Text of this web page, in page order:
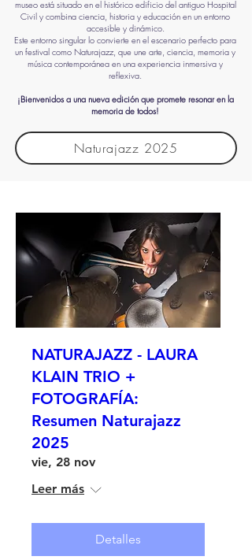
museo está situado en el histórico edificio del antiguo Hospital
Civil y combina ciencia, historia y educación en un entorno
accesible y dinámico.
Este entorno singular lo convierte en el escenario perfecto para
un festival como Naturajazz, que une arte, ciencia, memoria y
música contemporánea en una experiencia inmersiva y
reflexiva.
¡Bienvenidos a una nueva edición que promete resonar en la
memoria de todos!
Naturajazz 2025
NATURAJAZZ - LAURA
KLAIN TRIO +
FOTOGRAFÍA:
Resumen Naturajazz
2025
vie, 28 nov
Leer más
Detalles